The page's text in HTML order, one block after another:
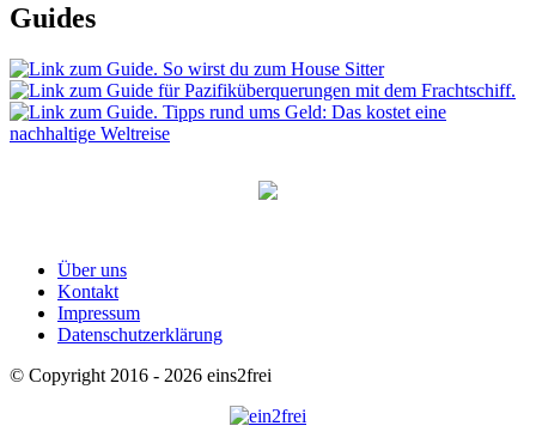
Guides
Über uns
Kontakt
Impressum
Datenschutzerklärung
© Copyright 2016 - 2026 eins2frei